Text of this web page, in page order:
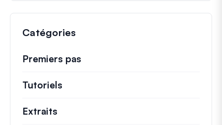
Catégories
Premiers pas
Tutoriels
Extraits